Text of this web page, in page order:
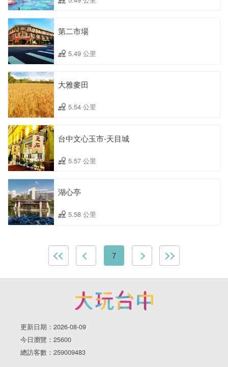
第二市場
5.49 公里
大雅麥田
5.54 公里
台中文心玉市-天目城
5.57 公里
湖心亭
5.58 公里
7
更新日期：2026-08-09
今日瀏覽：25600
總訪客數：259009483